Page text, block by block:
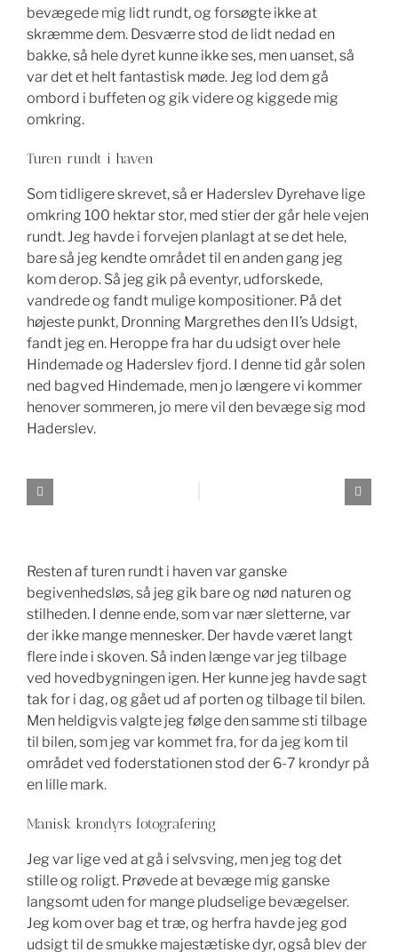
bevægede mig lidt rundt, og forsøgte ikke at
skræmme dem. Desværre stod de lidt nedad en
bakke, så hele dyret kunne ikke ses, men uanset, så
var det et helt fantastisk møde. Jeg lod dem gå
ombord i buffeten og gik videre og kiggede mig
omkring.
Turen rundt i haven
Som tidligere skrevet, så er Haderslev Dyrehave lige
omkring 100 hektar stor, med stier der går hele vejen
rundt. Jeg havde i forvejen planlagt at se det hele,
bare så jeg kendte området til en anden gang jeg
kom derop. Så jeg gik på eventyr, udforskede,
vandrede og fandt mulige kompositioner. På det
højeste punkt, Dronning Margrethes den II’s Udsigt,
fandt jeg en. Heroppe fra har du udsigt over hele
Hindemade og Haderslev fjord. I denne tid går solen
ned bagved Hindemade, men jo længere vi kommer
henover sommeren, jo mere vil den bevæge sig mod
Haderslev.
Resten af turen rundt i haven var ganske
begivenhedsløs, så jeg gik bare og nød naturen og
stilheden. I denne ende, som var nær sletterne, var
der ikke mange mennesker. Der havde været langt
flere inde i skoven. Så inden længe var jeg tilbage
ved hovedbygningen igen. Her kunne jeg havde sagt
tak for i dag, og gået ud af porten og tilbage til bilen.
Men heldigvis valgte jeg følge den samme sti tilbage
til bilen, som jeg var kommet fra, for da jeg kom til
området ved foderstationen stod der 6-7 krondyr på
en lille mark.
Manisk krondyrs fotografering
Jeg var lige ved at gå i selvsving, men jeg tog det
stille og roligt. Prøvede at bevæge mig ganske
langsomt uden for mange pludselige bevægelser.
Jeg kom over bag et træ, og herfra havde jeg god
udsigt til de smukke majestætiske dyr, også blev der